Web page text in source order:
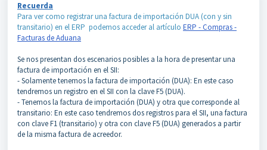
Recuerda
Para ver como registrar una factura de importación DUA (con y sin
transitario) en el ERP podemos acceder al artículo ERP - Compras -
Facturas de Aduana
Se nos presentan dos escenarios posibles a la hora de presentar una
factura de importación en el SII:
- Solamente tenemos la factura de importación (DUA): En este caso
tendremos un registro en el SII con la clave F5 (DUA).
- Tenemos la factura de importación (DUA) y otra que corresponde al
transitario: En este caso tendremos dos registros para el SII, una factura
con clave F1 (transitario) y otra con clave F5 (DUA) generados a partir
de la misma factura de acreedor.